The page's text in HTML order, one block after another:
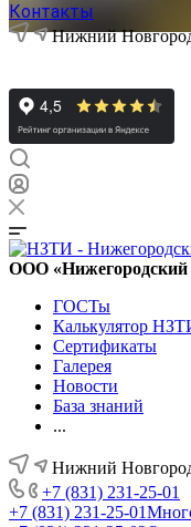
Контакты
Нижний
ООО «Нижегородский
ГОСТы
Калькулятор
Сертификаты
Галерея
Новости
База знаний
...
Нижний
+7 (831) 231-25-01
+7 (831) 231-25-01